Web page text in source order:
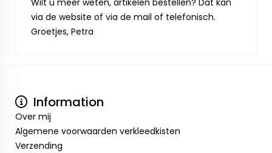
Wilt u meer weten, artikelen bestellen? Dat kan
via de website of via de mail of telefonisch.
Groetjes, Petra
Information
Over mij
Algemene voorwaarden verkleedkisten
Verzending